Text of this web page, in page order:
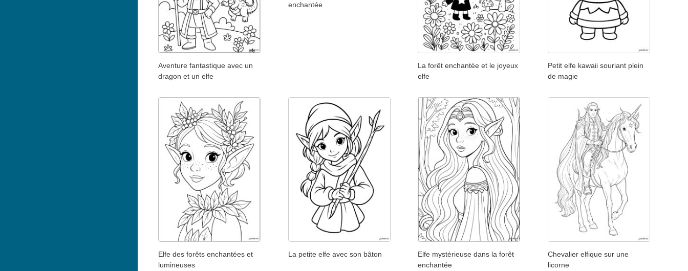
Aventure fantastique avec un
dragon et un elfe
enchantée
La forêt enchantée et le joyeux
elfe
Petit elfe kawaii souriant plein
de magie
Elfe des forêts enchantées et
lumineuses
La petite elfe avec son bâton
Elfe mystérieuse dans la forêt
enchantée
Chevalier elfique sur une
licorne